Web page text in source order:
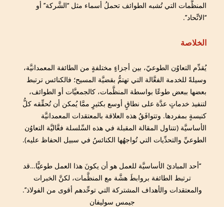
المنظَّمات التي تُشبه الطوائف تحملُ أسماء مثل ‘‘الشَّركة’’ أو
‘‘الاتِّحاد’’.
الخلاصة
يُقدِّم التعاوُن الطوعيّ، بين أجزاءٍ مختلفةٍ من الطائفة المعمدانيَّة،
وسيلةً للخدمة الفعَّالة التي تهتمُّ بقضيَّة المسيح؛ فالكنائس ترتبط
بعضها ببعض طوعًا بواسطة المنظَّمات، كالجمعيَّات أو الطوائف،
لتنفيذ خدماتٍ عدَّة على نطاقٍ أوسع بكثيرٍ ممَّا يُمكن أن تُحقِّقه كلُّ
كنيسةٍ بمفردها. وتتوافَقُ هذه العلاقة بالمعتقدات المعمدانيَّة
الأساسيَّة (تتناول المقالة المقبلة في هذه السِّلسلة فعَّاليَّة التعاوُن
الطوعيِّ والتحدِّيات التي تُواجهُها الكنائسُ في سبيل الحفاظ عليه).
‘‘أحد المبادئ الأساسيَّة للعمل هو أن يكونَ هذا العمل طوعيًّا…قد
ترتبط الطائفة بروابطَ هشَّة مع المنظَّمات، لكنَّ الخبرات
والمعتقدات والأهداف المشتركة التي توحِّدهم أقوى من الفولاذ’’.
جيمس سوليفان